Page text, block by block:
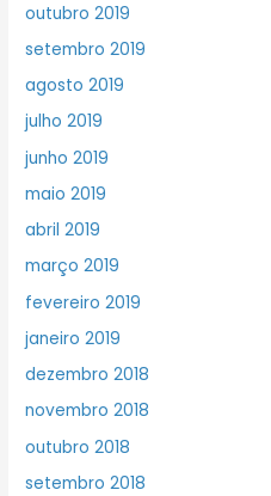
outubro 2019
setembro 2019
agosto 2019
julho 2019
junho 2019
maio 2019
abril 2019
março 2019
fevereiro 2019
janeiro 2019
dezembro 2018
novembro 2018
outubro 2018
setembro 2018